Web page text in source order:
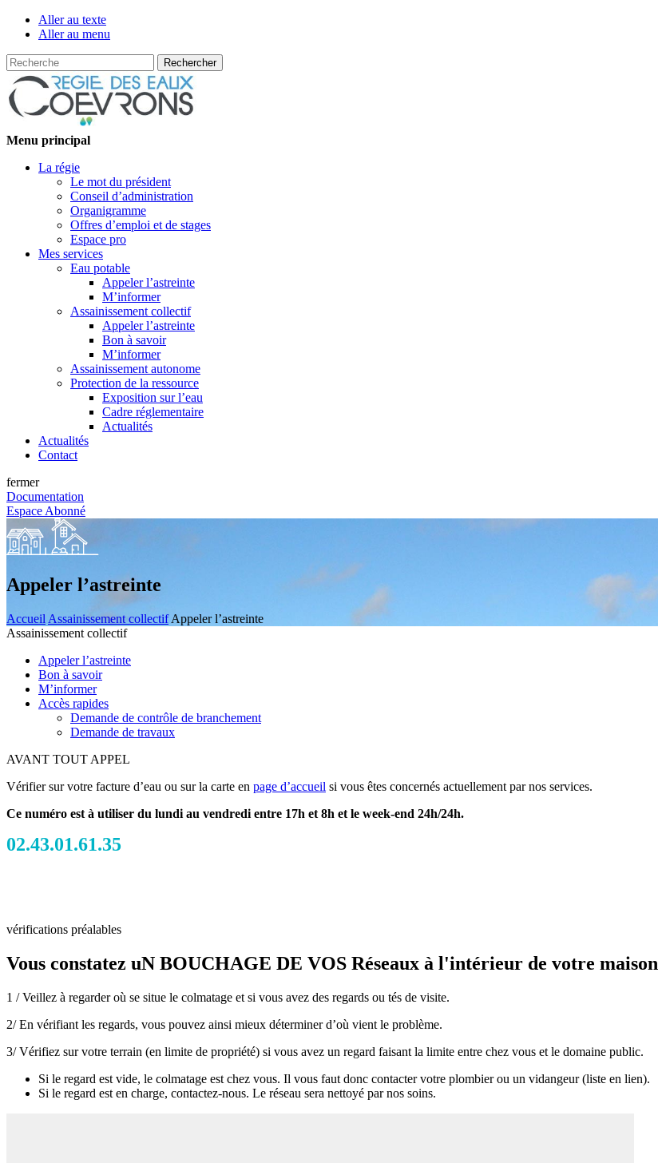
Aller au texte
Aller au menu
Recherche
Passer
contenu
Menu principal
La régie
Le mot du président
Conseil d’administration
Organigramme
Offres d’emploi et de stages
Espace pro
Mes services
Eau potable
Appeler l’astreinte
M’informer
Assainissement collectif
Appeler l’astreinte
Bon à savoir
M’informer
Assainissement autonome
Protection de la ressource
Exposition sur l’eau
Cadre réglementaire
Actualités
Actualités
Contact
fermer
Documentation
Espace Abonné
Appeler l’astreinte
Accueil Assainissement collectif Appeler l’astreinte
Assainissement collectif
Appeler l’astreinte
Bon à savoir
M’informer
Accès rapides
Demande de contrôle de branchement
Demande de travaux
AVANT TOUT APPEL
Vérifier sur votre facture d’eau ou sur la carte en page d’accueil si vous êtes concernés actuellement par nos services.
Ce numéro est à utiliser du lundi au vendredi entre 17h et 8h et le week-end 24h/24h.
02.43.01.61.35
vérifications préalables
Vous constatez uN BOUCHAGE DE VOS Réseaux à l'intérieur de votre maison
1 / Veillez à regarder où se situe le colmatage et si vous avez des regards ou tés de visite.
2/ En vérifiant les regards, vous pouvez ainsi mieux déterminer d’où vient le problème.
3/Vérifiez sur votre terrain (en limite de propriété) si vous avez un regard faisant la limite entre chez vous et le domaine public.
Si le regard est vide, le colmatage est chez vous. Il vous faut donc contacter votre plombier ou un vidangeur (liste en lien).
Si le regard est en charge, contactez-nous. Le réseau sera nettoyé par nos soins.